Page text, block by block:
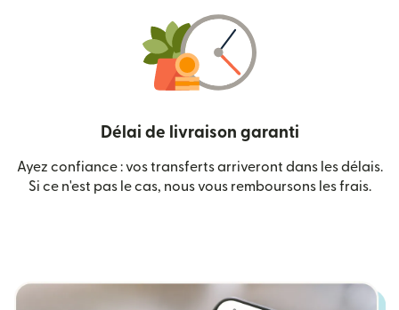
Délai de livraison garanti
Ayez confiance : vos transferts arriveront dans les délais.
Si ce n'est pas le cas, nous vous remboursons les frais.